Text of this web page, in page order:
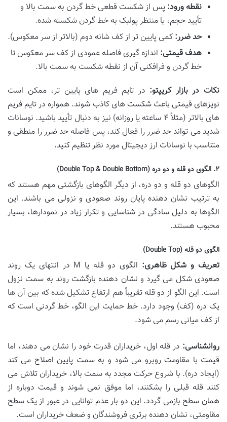
نقطه ورود: پس از شکست قطعی خط گردن به سمت بالا و
تأیید حجم، یا منتظر پولبک به خط گردن شکسته شده.
حد ضرر: کمی پایین تر از کف شانه دوم (بالاتر از سر معکوس).
هدف قیمتی: اندازه گیری فاصله عمودی از کف سر معکوس تا
خط گردن و فرافکنی آن از نقطه شکست به سمت بالا.
نکات در بازار کریپتو: در تایم فریم های پایین تر، ممکن است
نویزهای قیمتی باعث شکست های کاذب شوند. همواره در تایم فریم
های بالاتر (مثلاً ۴ ساعته یا روزانه) نیز به دنبال تأیید باشید. نوسانات
شدید می تواند حد ضرر را فعال کند، پس فاصله حد ضرر را منطقی و
متناسب با نوسانات ارز دیجیتال مورد نظر تنظیم کنید.
۲. الگوی دو قله و دو دره (Double Top & Double Bottom)
الگوهای دو قله و دو دره، از دیگر الگوهای بازگشتی مهم هستند که
به ترتیب نشان دهنده پایان روند صعودی و نزولی می باشند. این
الگوها به دلیل سادگی در شناسایی و تکرار زیاد در نمودارها، بسیار
محبوب هستند.
الگوی دو قله (Double Top)
تعریف و شکل ظاهری:
الگوی دو قله یا M در انتهای یک روند
صعودی شکل می گیرد و نشان دهنده بازگشت روند به سمت نزول
است. این الگو از دو قله تقریباً هم ارتفاع تشکیل شده که بین آن ها
یک دره (کف) وجود دارد. خط حمایت این الگو، خط گردنی است که
از کف میانی رسم می شود.
روانشناسی: در قله اول، خریداران قدرت خود را نشان می دهند، اما
قیمت با مقاومت روبرو می شود و به سمت پایین اصلاح می کند
(ایجاد دره). با شروع حرکت مجدد به سمت بالا، خریداران تلاش می
کنند قله قبلی را بشکنند، اما موفق نمی شوند و قیمت دوباره از
همان سطح بازمی گردد. این دو بار عدم توانایی در عبور از یک سطح
مقاومتی، نشان دهنده برتری فروشندگان و ضعف خریداران است.